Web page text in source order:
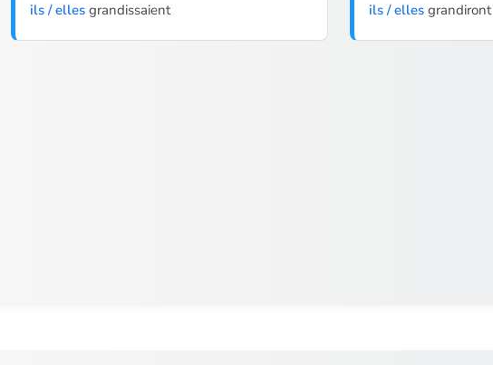
ils / ellesgrandissaient
ils / elles grandiront